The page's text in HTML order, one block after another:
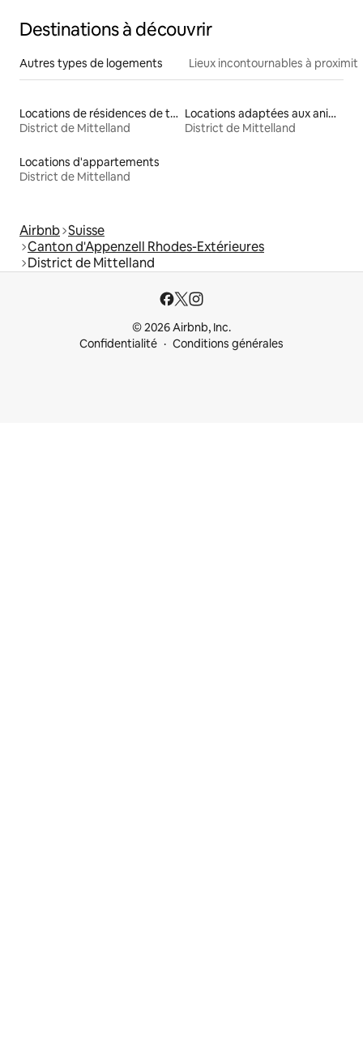
Destinations à découvrir
Autres types de logements Lieux incontournables à
Locations de résidences de tourisme
District de Mittelland
Locations adaptées aux animaux
District de Mittelland
Locations d'appartements
District de Mittelland
Airbnb Suisse
Canton d'Appenzell Rhodes-Extérieures
District de Mittelland
© 2026 Airbnb, Inc.
Confidentialité
Conditions générales